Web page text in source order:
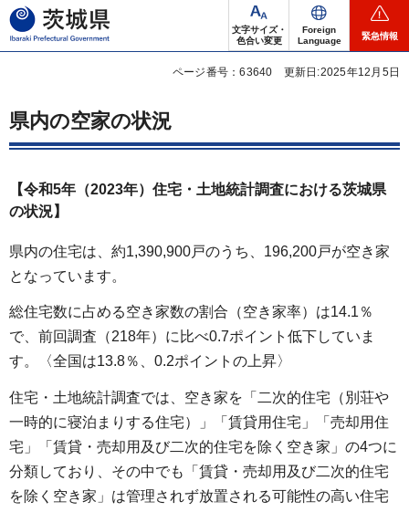
茨城県
文字サイズ・
色合い変更
Foreign
Language
緊急情報
ページ番号：63640 更新日:2025年12月5日
県内の空家の状況
【令和5年（2023年）住宅・土地統計調査における茨城県
の状況】
県内の住宅は、約1,390,900戸のうち、196,200戸が空き家
となっています。
総住宅数に占める空き家数の割合（空き家率）は14.1％
で、前回調査（218年）に比べ0.7ポイント低下していま
す。〈全国は13.8％、0.2ポイントの上昇〉
住宅・土地統計調査では、空き家を「二次的住宅（別荘や
一時的に寝泊まりする住宅）」「賃貸用住宅」「売却用住
宅」「賃貸・売却用及び二次的住宅を除く空き家」の4つに
分類しており、その中でも「賃貸・売却用及び二次的住宅
を除く空き家」は管理されず放置される可能性の高い住宅